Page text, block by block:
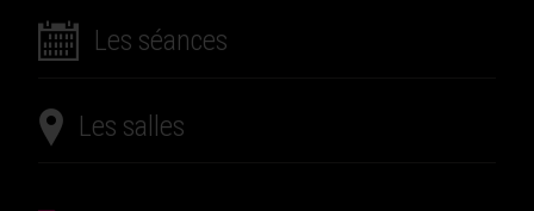
Les séances
Les salles